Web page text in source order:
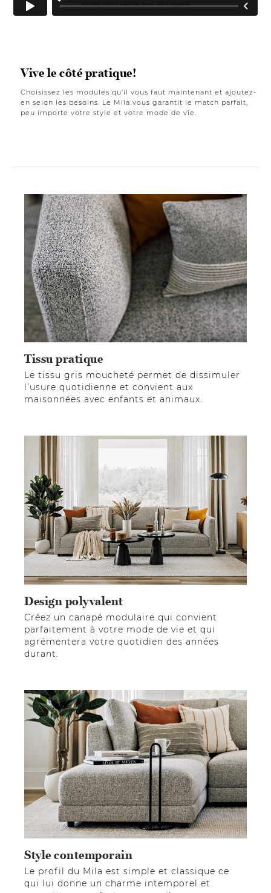
Vive le côté pratique!
Choisissez les modules qu’il vous faut maintenant et ajoutez-
en selon les besoins. Le Mila vous garantit le match parfait,
peu importe votre style et votre mode de vie.
Tissu pratique
Le tissu gris moucheté permet de dissimuler
l’usure quotidienne et convient aux
maisonnées avec enfants et animaux.
Design polyvalent
Créez un canapé modulaire qui convient
parfaitement à votre mode de vie et qui
agrémentera votre quotidien des années
durant.
Style contemporain
Le profil du Mila est simple et classique ce
qui lui donne un charme intemporel et